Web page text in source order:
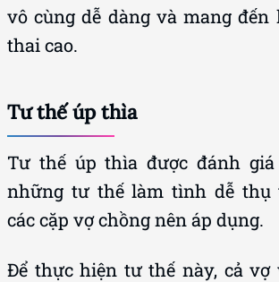
vô cùng dễ dàng và mang
thai cao.
Tư thế úp thìa
Tư thế úp thìa được đánh
những tư thế làm tình dễ thụ
các cặp vợ chồng nên áp dụng.
Để thực hiện tư thế này, cả vợ